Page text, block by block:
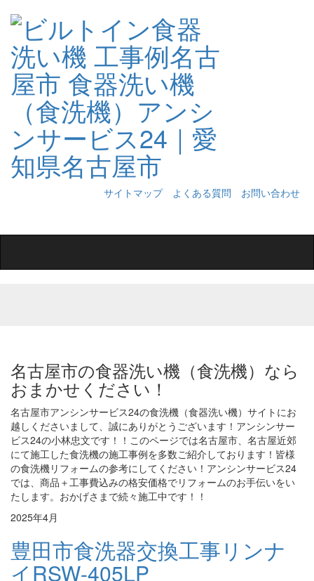
サイトマップ よくある質問
お問い合わせ
名古屋市の食器洗い機（食洗機）なら
おまかせください！
名古屋市アンシンサービス24の食洗機（食器洗い機）サイトにお
越しくださいまして、誠にありがとうございます！アンシンサー
ビス24の小林忠文です！！このページでは名古屋市、名古屋近郊
にて施工した食洗機の施工事例を多数ご紹介しております！皆様
の食洗機リフォームの参考にしてください！アンシンサービス24
では、商品＋工事費込みの格安価格でリフォームのお手伝いをい
たします。おかげさまで続々施工中です！！
2025年4月
豊田市食洗器交換工事リンナ
イRSW-405LP